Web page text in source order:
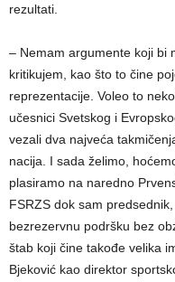
rezultati.
– Nemam argumente koji bi
kritikujem, kao što to čine
reprezentacije. Voleo to
učesnici Svetskog i
vezali dva najveća
nacija. I sada želimo,
plasiramo na naredno
FSRZS dok sam
bezrezervnu podršku bez
štab koji čine takođe velika
Bjeković kao direktor